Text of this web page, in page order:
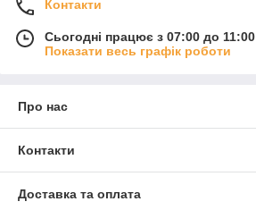
Контакти
Сьогодні працює з 07:00 до 11:00
Показати весь графік роботи
Про нас
Контакти
Доставка та оплата